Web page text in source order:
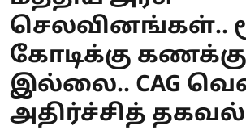
செலவினங்கள்..
கோடிக்கு கணக்கு
இல்லை.. CAG
அதிர்ச்சித்